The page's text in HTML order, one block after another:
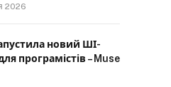
2026
новий ШІ-
програмістів – Muse